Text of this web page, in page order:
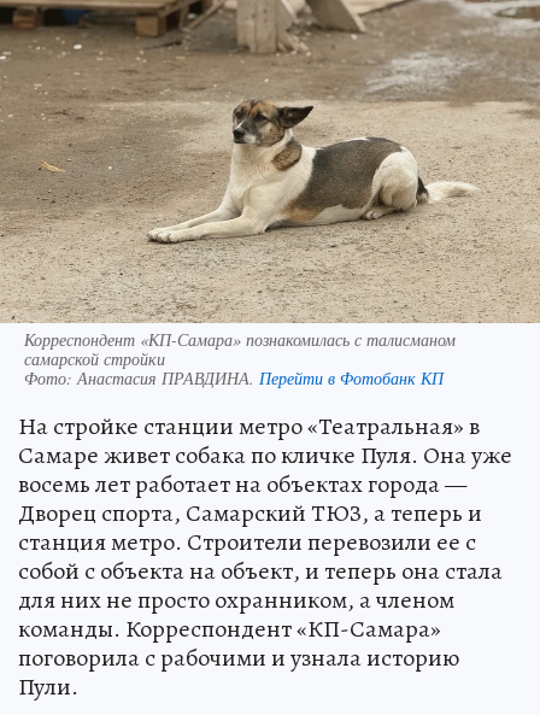
Корреспондент «КП-Самара» познакомилась с талисманом
самарской стройки
Фото: Анастасия ПРАВДИНА. Перейти в Фотобанк КП
На стройке станции метро «Театральная» в
Самаре живет собака по кличке Пуля. Она уже
восемь лет работает на объектах города —
Дворец спорта, Самарский ТЮЗ, а теперь и
станция метро. Строители перевозили ее с
собой с объекта на объект, и теперь она стала
для них не просто охранником, а членом
команды. Корреспондент «КП-Самара»
поговорила с рабочими и узнала историю
Пули.